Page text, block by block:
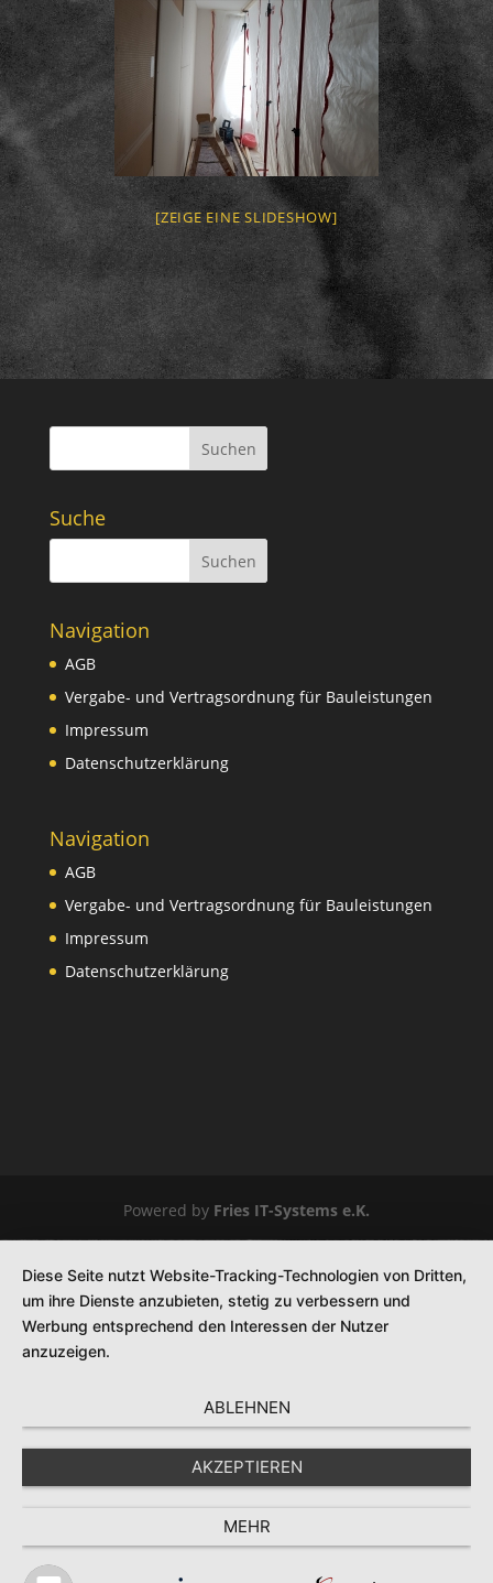
[ZEIGE EINE SLIDESHOW]
Suchen
Suche
Navigation
AGB
Vergabe- und Vertragsordnung für Bauleistungen
Impressum
Datenschutzerklärung
Navigation
AGB
Vergabe- und Vertragsordnung für Bauleistungen
Impressum
Datenschutzerklärung
Powered by Fries IT-Systems e.K.
Diese Seite nutzt Website-Tracking-Technologien von Dritten,
um ihre Dienste anzubieten, stetig zu verbessern und
Werbung entsprechend den Interessen der Nutzer
anzuzeigen.
ABLEHNEN
AKZEPTIEREN
MEHR